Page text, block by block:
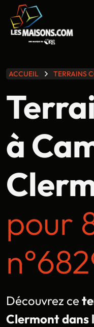
gamme
ACCUEIL TERRAINS
à
pour
Découvrez ce
Clermont dans